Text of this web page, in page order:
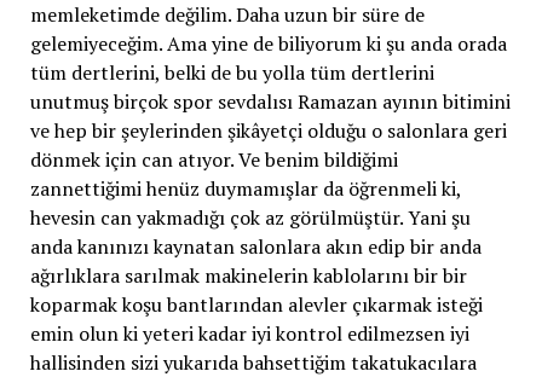
memleketimde değilim. Daha uzun bir süre de
gelemiyeceğim. Ama yine de biliyorum ki şu anda orada
tüm dertlerini, belki de bu yolla tüm dertlerini
unutmuş birçok spor sevdalısı Ramazan ayının bitimini
ve hep bir şeylerinden şikâyetçi olduğu o salonlara geri
dönmek için can atıyor. Ve benim bildiğimi
zannettiğimi henüz duymamışlar da öğrenmeli ki,
hevesin can yakmadığı çok az görülmüştür. Yani şu
anda kanınızı kaynatan salonlara akın edip bir anda
ağırlıklara sarılmak makinelerin kablolarını bir bir
koparmak koşu bantlarından alevler çıkarmak isteği
emin olun ki yeteri kadar iyi kontrol edilmezsen iyi
hallisinden sizi yukarıda bahsettiğim takatukacılara